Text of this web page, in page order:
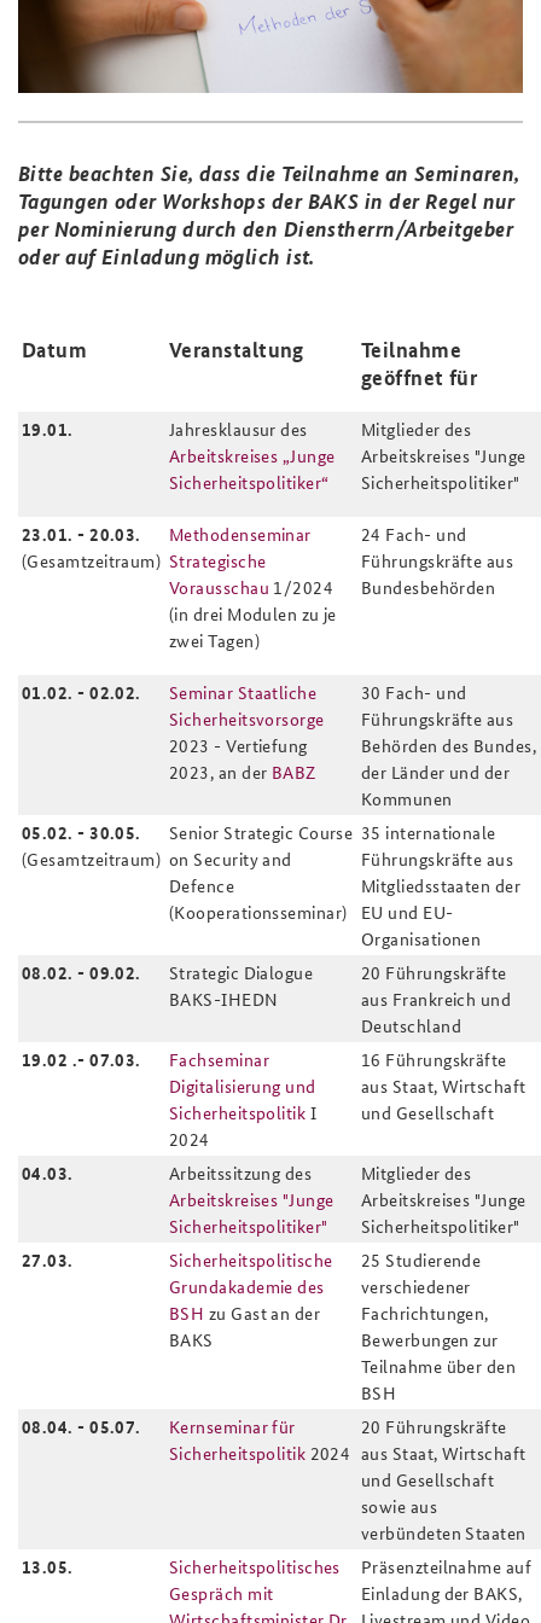
Praktika an der BAKS
Anfahrt
Deutsches Forum Sicherheitspolitik
Arbeitskreis "Junge Sicherheitspolitiker"
Studierendenkonferenz Sicherheitspolitik gestalten
Newsletter-Archiv
Bitte beachten Sie, dass die Teilnahme an Seminaren,
Tagungen oder Workshops der BAKS in der Regel nur
per Nominierung durch den Dienstherrn/Arbeitgeber
oder auf Einladung möglich ist.
Datum Veranstaltung
Teilnahme
geöffnet für
19.01.
Jahresklausur des
Arbeitskreises „Junge
Sicherheitspolitiker“
Mitglieder des
Arbeitskreises "Junge
Sicherheitspolitiker"
23.01. - 20.03.
(Gesamtzeitraum)
Methodenseminar
Strategische
Vorausschau 1/2024
(in drei Modulen zu je
zwei Tagen)
24 Fach- und
Führungskräfte aus
Bundesbehörden
01.02. - 02.02.
Seminar Staatliche
Sicherheitsvorsorge
2023 - Vertiefung
2023, an der BABZ
30 Fach- und
Führungskräfte aus
Behörden des Bundes,
der Länder und der
Kommunen
05.02. - 30.05.
(Gesamtzeitraum)
Senior Strategic Course
on Security and
Defence
(Kooperationsseminar)
35 internationale
Führungskräfte aus
Mitgliedsstaaten der
EU und EU-
Organisationen
08.02. - 09.02.
Strategic Dialogue
BAKS-IHEDN
20 Führungskräfte
aus Frankreich und
Deutschland
19.02 .- 07.03.
Fachseminar
Digitalisierung und
Sicherheitspolitik I
2024
16 Führungskräfte
aus Staat, Wirtschaft
und Gesellschaft
04.03.
Arbeitssitzung des
Arbeitskreises "Junge
Sicherheitspolitiker"
Mitglieder des
Arbeitskreises "Junge
Sicherheitspolitiker"
27.03.
Sicherheitspolitische
Grundakademiedes
BSH zu Gast an der
BAKS
25 Studierende
verschiedener
Fachrichtungen,
Bewerbungen zur
Teilnahme über den
BSH
08.04. - 05.07.
Kernseminar für
Sicherheitspolitik 2024
20 Führungskräfte
aus Staat, Wirtschaft
und Gesellschaft
sowie aus
verbündeten Staaten
13.05.
Sicherheitspolitisches
Gespräch mit
Präsenzteilnahme auf
Einladung der BAKS,